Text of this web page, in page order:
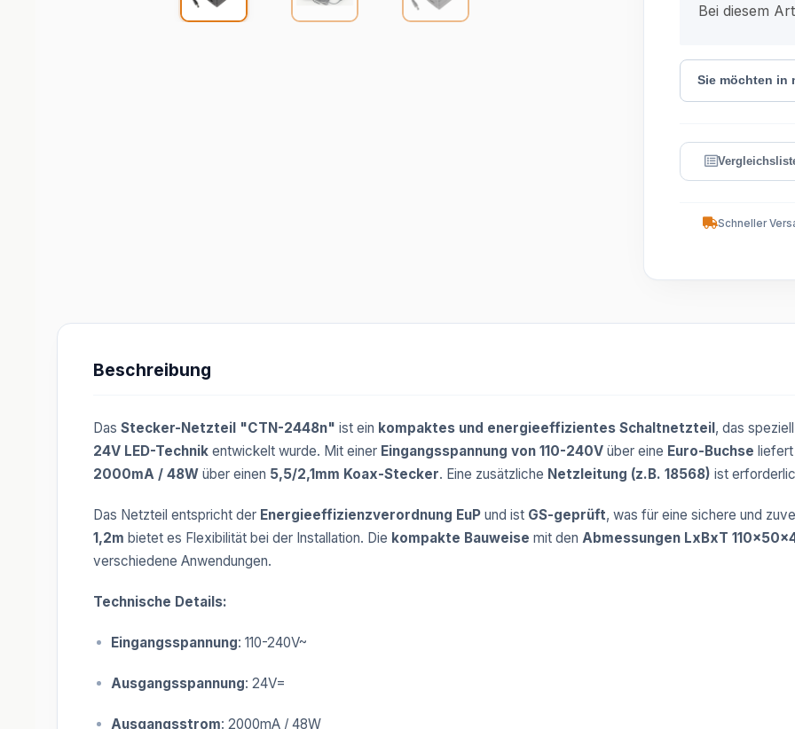
Bei diesem
Sie möchten in
Schneller
Beschreibung
Das Stecker-Netzteil "CTN-2448n" ist ein kompaktes und energieeffizientes Schaltnetzteil, das
24V LED-Technik entwickelt wurde. Mit einer Eingangsspannung von 110-240V über eine Euro-Buchse
2000mA / 48W über einen 5,5/2,1mm Koax-Stecker. Eine zusätzliche Netzleitung (z.B. 18568) ist
Das Netzteil entspricht der Energieeffizienzverordnung EuP und ist GS-geprüft, was für eine sichere und
1,2m bietet es Flexibilität bei der Installation. Die kompakte Bauweise mit den Abmessungen LxBxT
verschiedene Anwendungen.
Technische Details:
Eingangsspannung: 110-240V~
Ausgangsspannung: 24V=
Ausgangsstrom: 2000mA / 48W